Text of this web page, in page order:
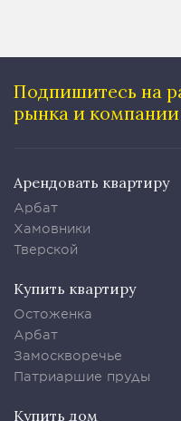
Подпишитесь на
рынка и компании
Арендовать квартиру
Арбат
Хамовники
Тверской
Купить квартиру
Остоженка
Арбат
Замоскворечье
Патриаршие пруды
Купить дом